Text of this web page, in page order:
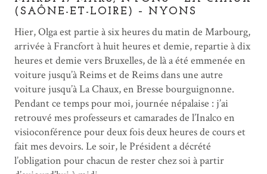
(SAÔNE-ET-LOIRE) – NYONS
Hier, Olga est partie à six heures du matin de Marbourg,
arrivée à Francfort à huit heures et demie, repartie à dix
heures et demie vers Bruxelles, de là a été emmenée en
voiture jusqu’à Reims et de Reims dans une autre
voiture jusqu’à La Chaux, en Bresse bourguignonne.
Pendant ce temps pour moi, journée népalaise : j’ai
retrouvé mes professeurs et camarades de l’Inalco en
visioconférence pour deux fois deux heures de cours et
fait mes devoirs. Le soir, le Président a décrété
l’obligation pour chacun de rester chez soi à partir